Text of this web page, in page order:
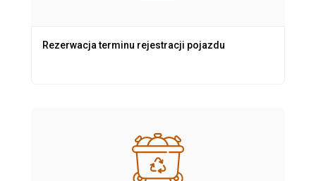
Rezerwacja terminu rejestracji pojazdu